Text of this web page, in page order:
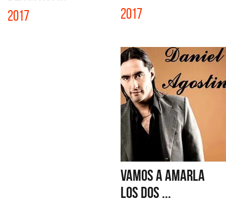
2017 2017
VAMOS A AMARLA
LOS DOS ...